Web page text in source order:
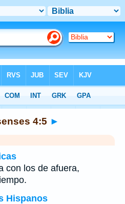
4:5 ►
con los de afuera,
Hispanos